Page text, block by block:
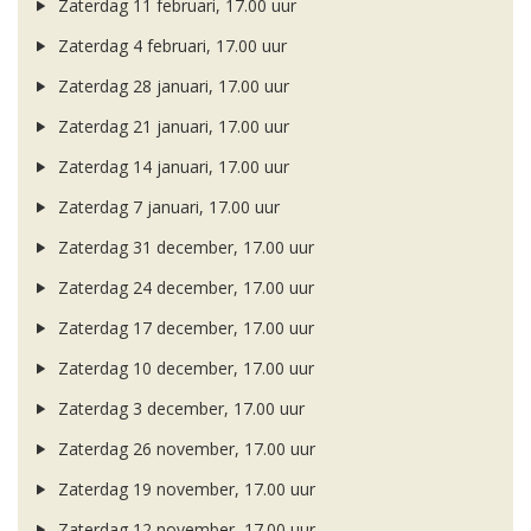
Zaterdag 11 februari, 17.00 uur
Zaterdag 4 februari, 17.00 uur
Zaterdag 28 januari, 17.00 uur
Zaterdag 21 januari, 17.00 uur
Zaterdag 14 januari, 17.00 uur
Zaterdag 7 januari, 17.00 uur
Zaterdag 31 december, 17.00 uur
Zaterdag 24 december, 17.00 uur
Zaterdag 17 december, 17.00 uur
Zaterdag 10 december, 17.00 uur
Zaterdag 3 december, 17.00 uur
Zaterdag 26 november, 17.00 uur
Zaterdag 19 november, 17.00 uur